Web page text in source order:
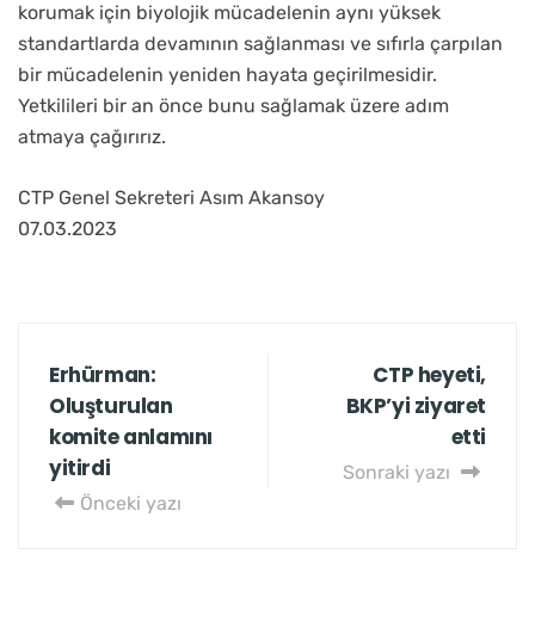
korumak için biyolojik mücadelenin aynı yüksek
standartlarda devamının sağlanması ve sıfırla çarpılan
bir mücadelenin yeniden hayata geçirilmesidir.
Yetkilileri bir an önce bunu sağlamak üzere adım
atmaya çağırırız.
CTP Genel Sekreteri Asım Akansoy
07.03.2023
Erhürman:
Oluşturulan
komite anlamını
yitirdi
Önceki yazı
CTP heyeti,
BKP’yi ziyaret
etti
Sonraki yazı